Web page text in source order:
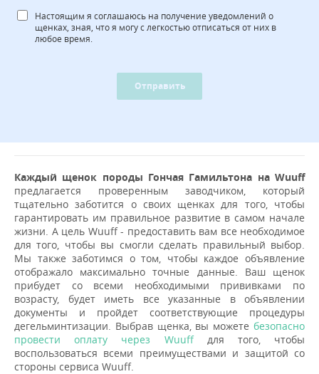
Настоящим я соглашаюсь на получение уведомлений о
щенках, зная, что я могу с легкостью отписаться от них в
любое время.
Отправить
Каждый щенок породы Гончая Гамильтона на Wuuff
предлагается проверенным заводчиком, который
тщательно заботится о своих щенках для того, чтобы
гарантировать им правильное развитие в самом начале
жизни. А цель Wuuff - предоставить вам все необходимое
для того, чтобы вы смогли сделать правильный выбор.
Мы также заботимся о том, чтобы каждое объявление
отображало максимально точные данные. Ваш щенок
прибудет со всеми необходимыми прививками по
возрасту, будет иметь все указанные в объявлении
документы и пройдет соответствующие процедуры
дегельминтизации. Выбрав щенка, вы можете безопасно
провести оплату через Wuuffдля того, чтобы
воспользоваться всеми преимуществами и защитой со
стороны сервиса Wuuff.